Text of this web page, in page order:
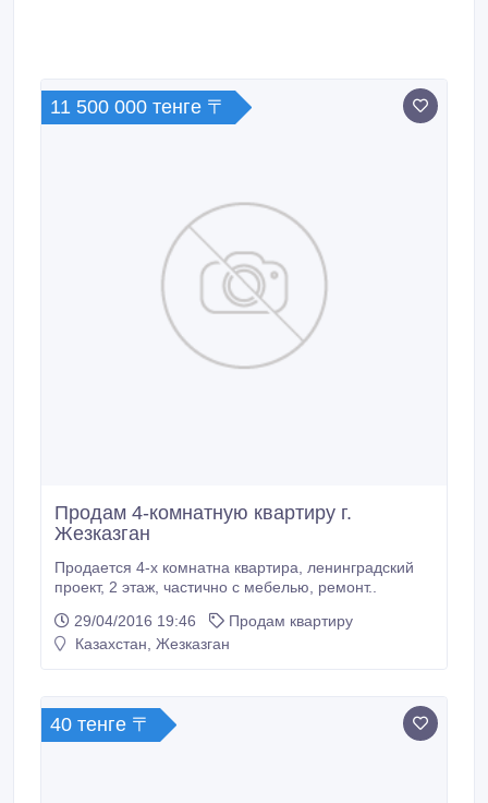
11 500 000 тенге 〒
Продам 4-комнатную квартиру г.
Жезказган
Продается 4-х комнатна квартира, ленинградский
проект, 2 этаж, частично с мебелью, ремонт..
29/04/2016 19:46
Продам квартиру
Казахстан, Жезказган
40 тенге 〒